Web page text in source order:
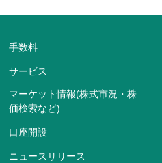
手数料
サービス
マーケット情報(株式市況・株
価検索など)
口座開設
ニュースリリース